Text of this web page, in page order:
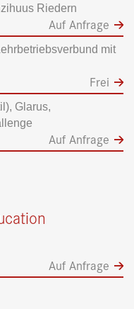
Riedern
Auf Anfrage
mit
Frei
Glarus,
Auf Anfrage
Auf Anfrage